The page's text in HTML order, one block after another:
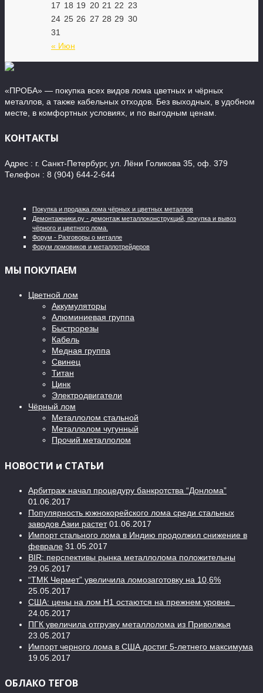
« Июн
17 18 19 20 21 22 23
24 25 26 27 28 29 30
31
«ПРОБА» — покупка всех видов лома цветных и чёрных
металлов, а также кабельных отходов. Без выходных, в удобном
месте, в комфортных условиях, и по выгодным ценам.
КОНТАКТЫ
Адрес : г. Санкт-Петербург, ул. Лёни Голикова 35, оф. 379
Телефон : 8 (904) 644-2-644
Покупка и продажа лома чёрных и цветных металлов
Демонтажники.ру - демонтаж металлоконструкций, покупка и вывоз
чёрного и цветного лома.
Форум - Разговоры о металле
Форум ломовиков и металлотрейдеров
МЫ ПОКУПАЕМ
Цветной лом
Аккумуляторы
Алюминиевая группа
Быстрорезы
Кабель
Медная группа
Свинец
Титан
Цинк
Электродвигатели
Чёрный лом
Металлолом стальной
Металлолом чугунный
Прочий металлолом
НОВОСТИ и СТАТЬИ
Арбитраж начал процедуру банкротства “Донлома”
01.06.2017
Популярность южнокорейского лома среди стальных
заводов Азии растет 01.06.2017
Импорт стального лома в Индию продолжил снижение в
феврале 31.05.2017
BIR: перспективы рынка металлолома положительны
29.05.2017
“ТМК Чермет” увеличила ломозаготовку на 10,6%
25.05.2017
США: цены на лом H1 остаются на прежнем уровне
24.05.2017
ПГК увеличила отгрузку металлолома из Приволжья
23.05.2017
Импорт черного лома в США достиг 5-летнего максимума
19.05.2017
ОБЛАКО ТЕГОВ